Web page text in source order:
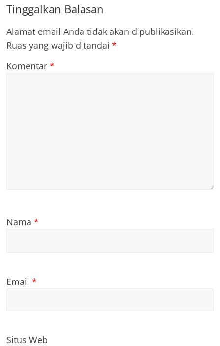
Tinggalkan Balasan
Alamat email Anda tidak akan dipublikasikan.
Ruas yang wajib ditandai*
Komentar*
Nama*
Email*
Situs Web